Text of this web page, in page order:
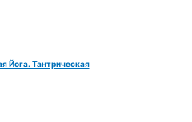
Йога. Тантрическая